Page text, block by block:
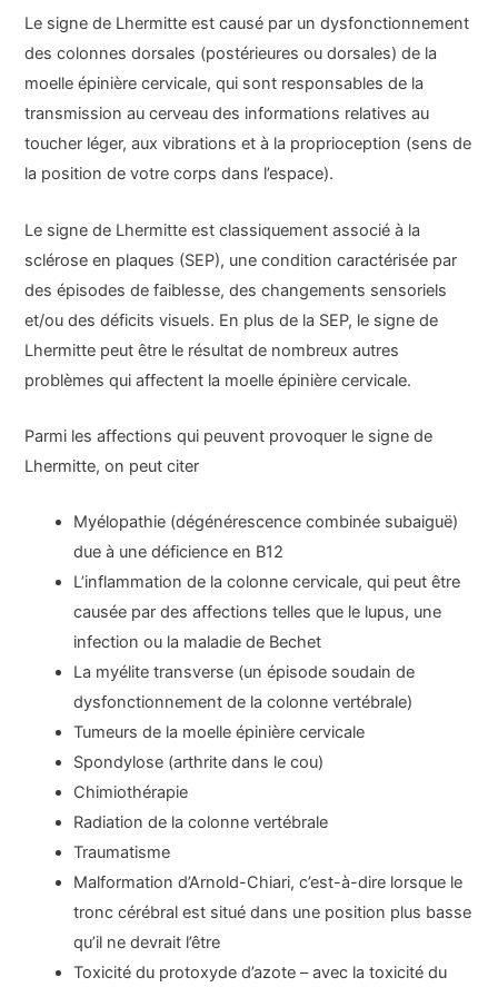
Le signe de Lhermitte est causé par un dysfonctionnement
des colonnes dorsales (postérieures ou dorsales) de la
moelle épinière cervicale, qui sont responsables de la
transmission au cerveau des informations relatives au
toucher léger, aux vibrations et à la proprioception (sens de
la position de votre corps dans l’espace).
Le signe de Lhermitte est classiquement associé à la
sclérose en plaques (SEP), une condition caractérisée par
des épisodes de faiblesse, des changements sensoriels
et/ou des déficits visuels. En plus de la SEP, le signe de
Lhermitte peut être le résultat de nombreux autres
problèmes qui affectent la moelle épinière cervicale.
Parmi les affections qui peuvent provoquer le signe de
Lhermitte, on peut citer
Myélopathie (dégénérescence combinée subaiguë)
due à une déficience en B12
L’inflammation de la colonne cervicale, qui peut être
causée par des affections telles que le lupus, une
infection ou la maladie de Bechet
La myélite transverse (un épisode soudain de
dysfonctionnement de la colonne vertébrale)
Tumeurs de la moelle épinière cervicale
Spondylose (arthrite dans le cou)
Chimiothérapie
Radiation de la colonne vertébrale
Traumatisme
Malformation d’Arnold-Chiari, c’est-à-dire lorsque le
tronc cérébral est situé dans une position plus basse
qu’il ne devrait l’être
Toxicité du protoxyde d’azote – avec la toxicité du